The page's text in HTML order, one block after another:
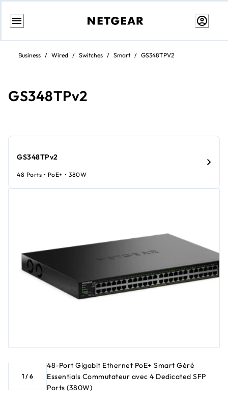
Aller
contenuBusiness / Wired / Switches / Smart / GS348TPV2
GS348TPv2
1 / 6
48-Port Gigabit Ethernet PoE+ Smart Géré
Essentials Commutateur avec 4 Dedicated SFP
Ports (380W)
GS348TPv2
48 Ports • PoE+ • 380W